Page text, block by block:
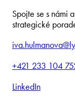
Spojte se s námi
strategické
+421 233 104
LinkedIn